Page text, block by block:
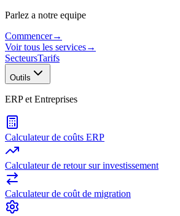
Parlez a notre equipe
Commencer→
Voir tous les services→
SecteursTarifs
Outils
ERP et Entreprises
Calculateur de coûts ERP
Calculateur de retour sur investissement
Calculateur de coût de migration